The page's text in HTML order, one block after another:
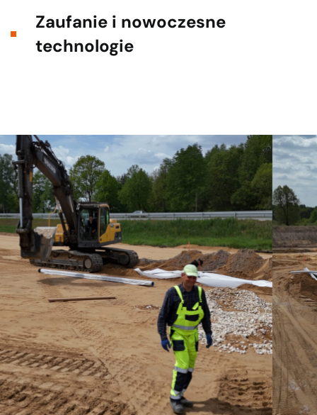
Zaufanie i nowoczesne
technologie